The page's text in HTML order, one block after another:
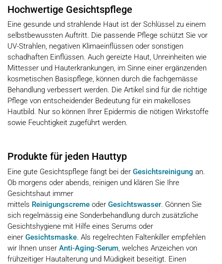
Hochwertige Gesichtspflege
Eine gesunde und strahlende Haut ist der Schlüssel zu einem
selbstbewussten Auftritt. Die passende Pflege schützt Sie vor
UV-Strahlen, negativen Klimaeinflüssen oder sonstigen
schadhaften Einflüssen. Auch gereizte Haut, Unreinheiten wie
Mittesser und Hauterkrankungen, im Sinne einer ergänzenden
kosmetischen Basispflege, können durch die fachgemässe
Behandlung verbessert werden. Die Artikel sind für die richtige
Pflege von entscheidender Bedeutung für ein makelloses
Hautbild. Nur so können Ihrer Epidermis die nötigen Wirkstoffe
sowie Feuchtigkeit zugeführt werden.
Produkte für jeden Hauttyp
Eine gute Gesichtspflege fängt bei der Gesichtsreinigung an.
Ob morgens oder abends, reinigen und klären Sie Ihre
Gesichtshaut immer
mittels Reinigungscreme oder Gesichtswasser. Gönnen Sie
sich regelmässig eine Sonderbehandlung durch zusätzliche
Gesichtshygiene mit Hilfe eines Serums oder
einer Gesichtsmaske. Als regelrechten Faltenkiller empfehlen
wir Ihnen unser Anti-Aging-Serum, welches Anzeichen von
frühzeitiger Hautalterung und Müdigkeit beseitigt. Einen